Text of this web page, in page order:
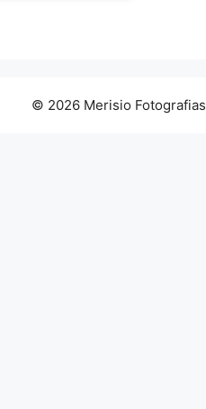
© 2026 Merisio Fotografias